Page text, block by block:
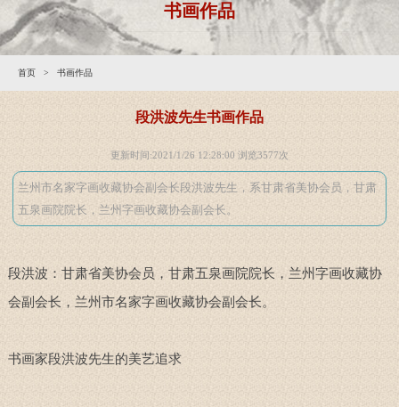
书画作品
首页 > 书画作品
段洪波先生书画作品
更新时间:2021/1/26 12:28:00 浏览3577次
兰州市名家字画收藏协会副会长段洪波先生，系甘肃省美协会员，甘肃
五泉画院院长，兰州字画收藏协会副会长。
段洪波：甘肃省美协会员，甘肃五泉画院院长，兰州字画收藏协
会副会长，兰州市名家字画收藏协会副会长。
书画家段洪波先生的美艺追求